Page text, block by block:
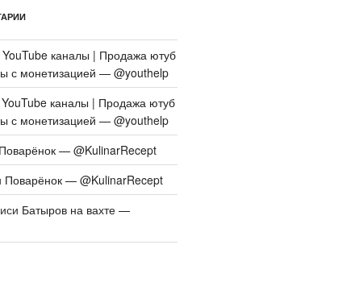
YouTube каналы | Продажа ютуб
с монетизацией — @youthelp
YouTube каналы | Продажа ютуб
с монетизацией — @youthelp
Поварёнок — @KulinarRecept
Поварёнок — @KulinarRecept
Батыров на вахте —